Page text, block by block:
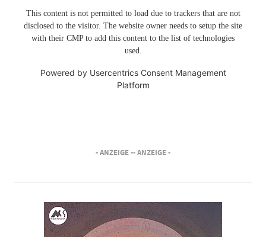
This content is not permitted to load due to trackers that are not
disclosed to the visitor. The website owner needs to setup the site
with their CMP to add this content to the list of technologies
used.
Powered by Usercentrics Consent Management
Platform
- ANZEIGE -- ANZEIGE -